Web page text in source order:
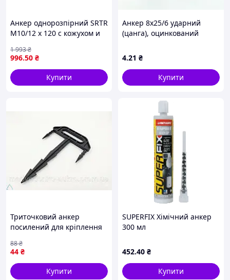
Анкер однорозпірний SRTR
M10/12 х 120 с кожухом и
бетоне и кирпиче 35шт в
упаковке
996.50 ₴
1 993₴
Купити
Анкер 8х25/6 ударний
(цанга), оцинкований
4.21 ₴
Купити
Триточковий анкер
посилений для кріплення
фіксатором для монтажу та
будівництва
44 ₴
88₴
Купити
SUPERFIX Хімічний анкер
300 мл
452.40 ₴
Купити